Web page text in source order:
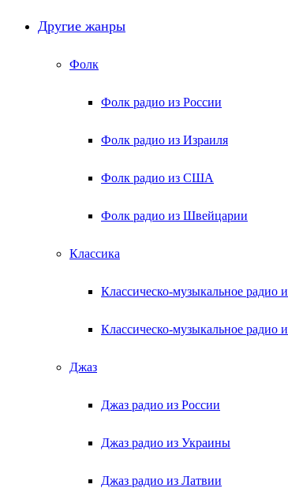
Другие жанры
Фолк
Фолк радио из России
Фолк радио из Израиля
Фолк радио из США
Фолк радио из Швейцарии
Классика
Классическо-музыкальное радио
Классическо-музыкальное радио
Джаз
Джаз радио из России
Джаз радио из Украины
Джаз радио из Латвии